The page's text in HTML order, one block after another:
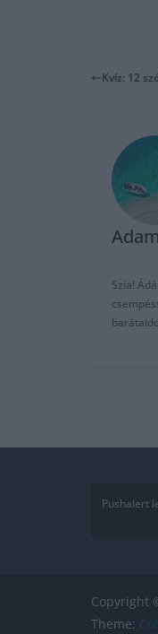
Kvíz: 12
Adam
Szia!
Pushalert
Copyright
Theme: